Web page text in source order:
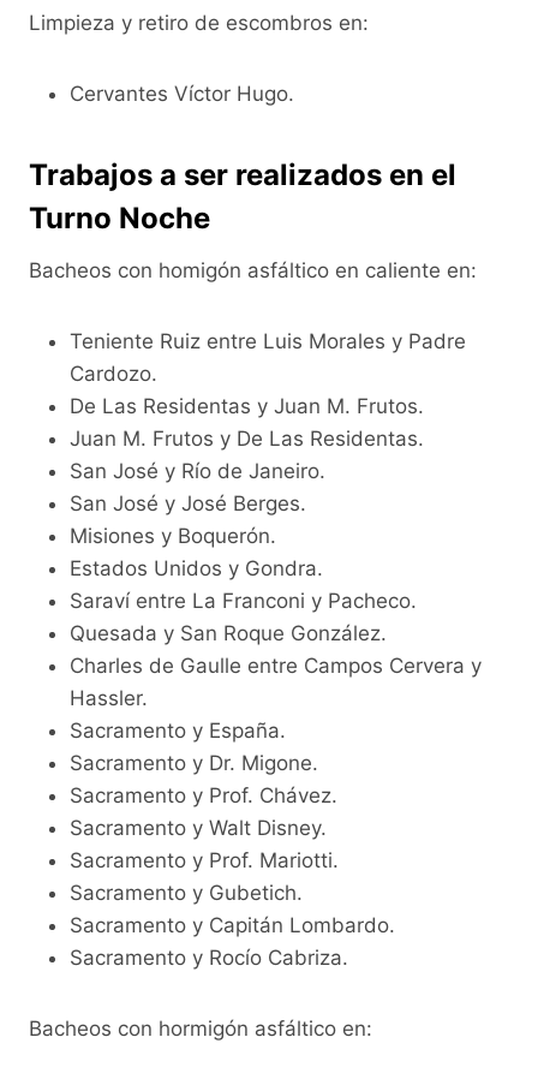
Limpieza y retiro de escombros en:
Cervantes Víctor Hugo.
Trabajos a ser realizados en el
Turno Noche
Bacheos con homigón asfáltico en caliente en:
Teniente Ruiz entre Luis Morales y Padre
Cardozo.
De Las Residentas y Juan M. Frutos.
Juan M. Frutos y De Las Residentas.
San José y Río de Janeiro.
San José y José Berges.
Misiones y Boquerón.
Estados Unidos y Gondra.
Saraví entre La Franconi y Pacheco.
Quesada y San Roque González.
Charles de Gaulle entre Campos Cervera y
Hassler.
Sacramento y España.
Sacramento y Dr. Migone.
Sacramento y Prof. Chávez.
Sacramento y Walt Disney.
Sacramento y Prof. Mariotti.
Sacramento y Gubetich.
Sacramento y Capitán Lombardo.
Sacramento y Rocío Cabriza.
Bacheos con hormigón asfáltico en: